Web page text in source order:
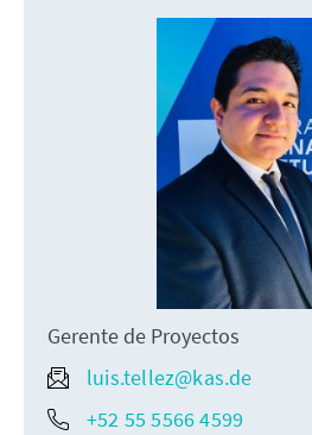
Gerente de Proyectos
luis.tellez@kas.de
+52 55 5566 4599